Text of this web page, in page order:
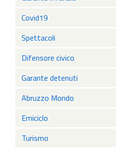
Covid19
Spettacoli
Difensore civico
Garante detenuti
Abruzzo Mondo
Emiciclo
Turismo